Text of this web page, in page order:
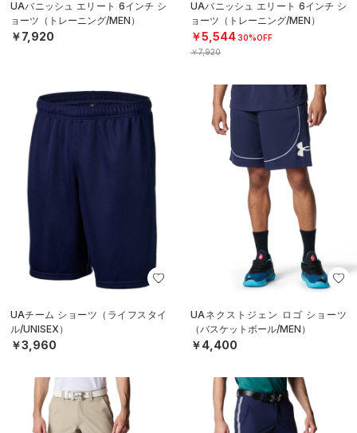
UAバニッシュ エリート 6インチ シ
ョーツ（トレーニング/MEN）
￥7,920
UAバニッシュ エリート 6インチ シ
ョーツ（トレーニング/MEN）
￥5,54430%OFF
￥7,920
UAチーム ショーツ（ライフスタイ
ル/UNISEX）
￥3,960
UAネクストジェン ロゴ ショーツ
（バスケットボール/MEN）
￥4,400